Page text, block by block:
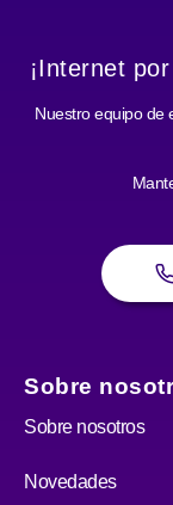
¡Internet
Nuestro equipo de
Sobre
Sobre nosotros
Novedades